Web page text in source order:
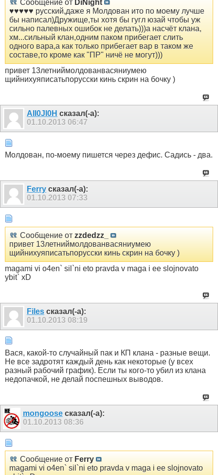
Сообщение от DiNight
♥♥♥♥♥ русский,даже я Молдован ито по моему лучше
бы написал)Дружище,ты хотя бы гугл юзай чтобы уж
сильно палевных ошибок не делать)))а насчёт клана,
хм...сильный клан,одним паком прибегает слить
одного вара,а как только прибегает вар в таком же
составе,то кроме как "ПР" ничё не могут)))
привет 13летниймолдованвасяниумею
щийнихуяписатьпорусски кинь скрин на бочку )
AII0JI0H сказал(-а):
01.10.2013 06:47
Молдован, по-моему пишется через дефис. Садись - два.
Ferry сказал(-а):
01.10.2013 07:33
Сообщение от zzdedzz_
привет 13летниймолдованвасяниумею
щийнихуяписатьпорусски кинь скрин на бочку )
magami vi o4en` sil`ni eto pravda v maga i ee slojnovato
ybit` xD
Files сказал(-а):
01.10.2013 08:19
Вася, какой-то случайный пак и КП клана - разные вещи.
Не все задротят каждый день как некоторые (у всех
разный рабочий график). Если ты кого-то убил из клана
недопачкой, не делай поспешных выводов.
mongooseсказал(-а):
01.10.2013 08:36
Сообщение от Ferry
magami vi o4en` sil`ni eto pravda v maga i ee slojnovato